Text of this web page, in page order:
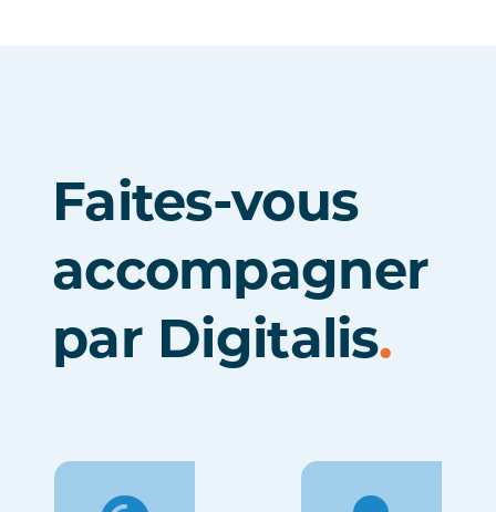
Faites-vous
accompagner
par Digitalis.